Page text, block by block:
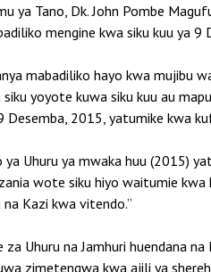
ya Tano, Dk. John Pombe
mengine kwa siku kuu ya 9
mabadiliko hayo kwa mujibu
yoyote kuwa siku kuu au
2015, yatumike kwa
ya Uhuru ya mwaka huu (2015)
wote siku hiyo waitumie
Kazi kwa vitendo.”
za Uhuru na Jamhuri huendana
zimetengwa kwa ajili ya